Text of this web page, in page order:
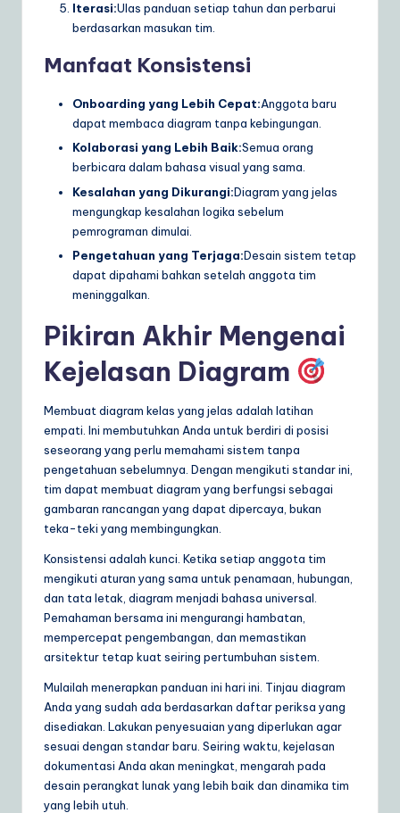
Iterasi:Ulas panduan setiap tahun dan perbarui
berdasarkan masukan tim.
Manfaat Konsistensi
Onboarding yang Lebih Cepat:Anggota baru
dapat membaca diagram tanpa kebingungan.
Kolaborasi yang Lebih Baik:Semua orang
berbicara dalam bahasa visual yang sama.
Kesalahan yang Dikurangi:Diagram yang jelas
mengungkap kesalahan logika sebelum
pemrograman dimulai.
Pengetahuan yang Terjaga:Desain sistem tetap
dapat dipahami bahkan setelah anggota tim
meninggalkan.
Pikiran Akhir Mengenai
Kejelasan Diagram
Membuat diagram kelas yang jelas adalah latihan
empati. Ini membutuhkan Anda untuk berdiri di posisi
seseorang yang perlu memahami sistem tanpa
pengetahuan sebelumnya. Dengan mengikuti standar ini,
tim dapat membuat diagram yang berfungsi sebagai
gambaran rancangan yang dapat dipercaya, bukan
teka-teki yang membingungkan.
Konsistensi adalah kunci. Ketika setiap anggota tim
mengikuti aturan yang sama untuk penamaan, hubungan,
dan tata letak, diagram menjadi bahasa universal.
Pemahaman bersama ini mengurangi hambatan,
mempercepat pengembangan, dan memastikan
arsitektur tetap kuat seiring pertumbuhan sistem.
Mulailah menerapkan panduan ini hari ini. Tinjau diagram
Anda yang sudah ada berdasarkan daftar periksa yang
disediakan. Lakukan penyesuaian yang diperlukan agar
sesuai dengan standar baru. Seiring waktu, kejelasan
dokumentasi Anda akan meningkat, mengarah pada
desain perangkat lunak yang lebih baik dan dinamika tim
yang lebih utuh.